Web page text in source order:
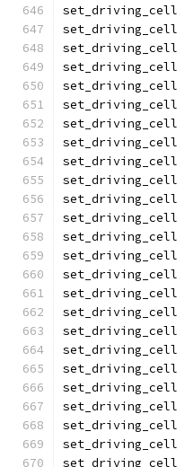
set_driving_cell
set_driving_cell
set_driving_cell
set_driving_cell
set_driving_cell
set_driving_cell
set_driving_cell
set_driving_cell
set_driving_cell
set_driving_cell
set_driving_cell
set_driving_cell
set_driving_cell
set_driving_cell
set_driving_cell
set_driving_cell
set_driving_cell
set_driving_cell
set_driving_cell
set_driving_cell
set_driving_cell
set_driving_cell
set_driving_cell
set_driving_cell
set_driving_cell